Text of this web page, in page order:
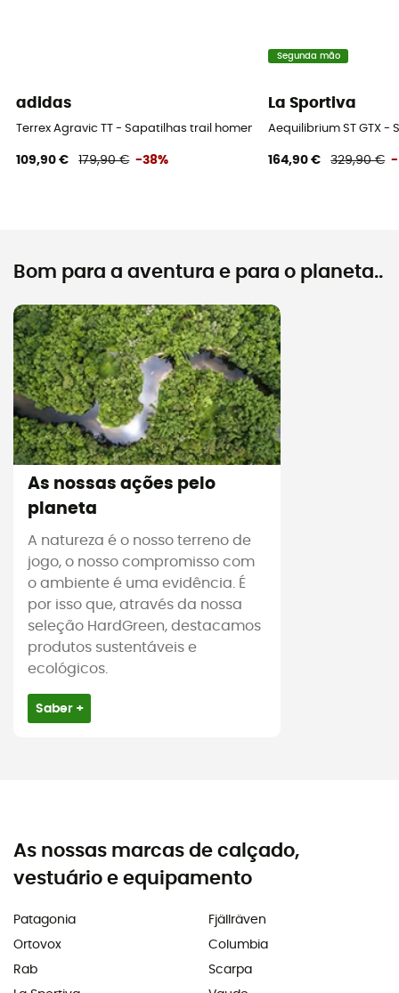
adidas
Terrex Agravic TT - Sapatilhas trail homem
109,90 € 179,90 € -38%
Segunda mão
La Sportiva
Aequilibrium ST GTX
164,90 € 329,90 € -
Bom para a aventura e para o planeta..
As nossas ações pelo
planeta
A natureza é o nosso terreno de
jogo, o nosso compromisso com
o ambiente é uma evidência. É
por isso que, através da nossa
seleção HardGreen, destacamos
produtos sustentáveis e
ecológicos.
Saber +
As nossas marcas de calçado,
vestuário e equipamento
Patagonia
Ortovox
Rab
Fjällräven
Columbia
Scarpa